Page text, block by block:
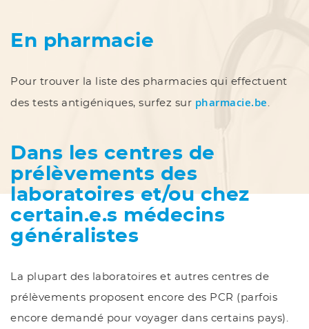
En pharmacie
Pour trouver la liste des pharmacies qui effectuent
des tests antigéniques, surfez sur pharmacie.be .
Dans les centres de
prélèvements des
laboratoires et/ou chez
certain.e.s médecins
généralistes
La plupart des laboratoires et autres centres de
prélèvements proposent encore des PCR (parfois
encore demandé pour voyager dans certains pays).